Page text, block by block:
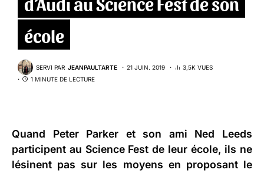
école
SERVI PAR JEANPAULTARTE 21 JUIN. 2019
3,5K VUES
1 MINUTE DE LECTURE
Quand Peter Parker et son ami Ned Leeds
participent au Science Fest de leur école, ils ne
lésinent pas sur les moyens en proposant le